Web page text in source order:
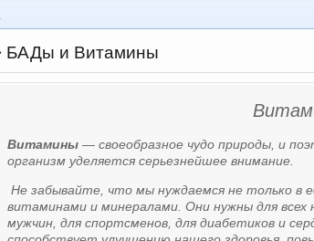
БАДы и Витамины
Витамины — своеобразное чудо природы, и
организм уделяется серьезнейшее внимание.
Не забывайте, что мы нуждаемся не только в
витаминами и минералами. Они нужны для всех
мужчин, для спортсменов, для диабетиков и